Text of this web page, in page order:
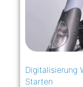
Digitalisierung
Starten